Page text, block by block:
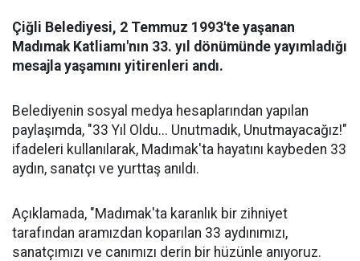
Çiğli Belediyesi, 2 Temmuz 1993'te yaşanan
Madımak Katliamı'nın 33. yıl dönümünde yayımladığı
mesajla yaşamını yitirenleri andı.
Belediyenin sosyal medya hesaplarından yapılan
paylaşımda, "33 Yıl Oldu... Unutmadık, Unutmayacağız!"
ifadeleri kullanılarak, Madımak'ta hayatını kaybeden 33
aydın, sanatçı ve yurttaş anıldı.
Açıklamada, "Madımak'ta karanlık bir zihniyet
tarafından aramızdan koparılan 33 aydınımızı,
sanatçımızı ve canımızı derin bir hüzünle anıyoruz.